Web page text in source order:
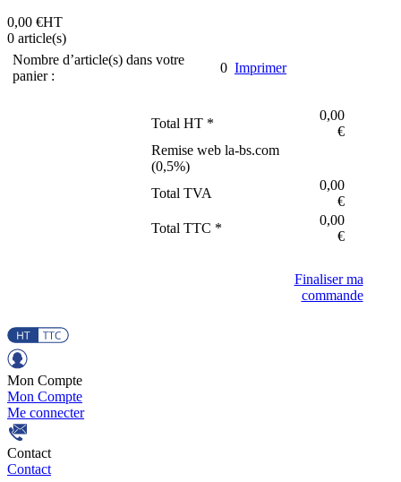
0,00 €HT
0 article(s)
Nombre d’article(s) dans votre
panier :
0 Imprimer
Total HT *
0,00
€
Remise web la-bs.com
(0,5%)
Total TVA
0,00
€
Total TTC *
0,00
€
Finaliser ma
commande
Mon Compte
Mon Compte
Me connecter
Contact
Contact